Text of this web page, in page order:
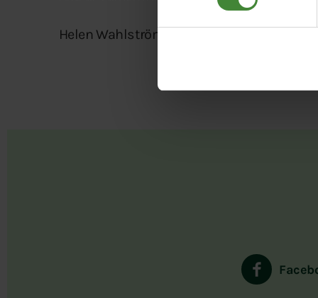
Helen Wahlström, ordf Knivsta MP